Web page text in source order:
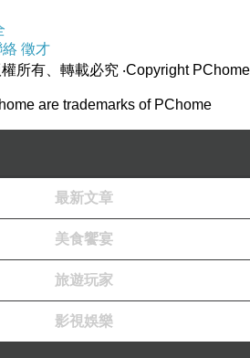
絡 徵才
權所有、轉載必究 ‧Copyright PChome
are trademarks of PChome
最新文章
美食饗宴
旅遊玩家
影視娛樂